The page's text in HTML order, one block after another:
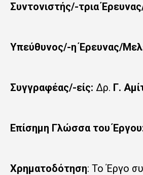
Συντονιστής/-τρια
Υπεύθυνος/-η Έρευνας/
Συγγραφέας/-είς: Δρ. Γ.
Επίσημη Γλώσσα του
Χρηματοδότηση: Το Έργο